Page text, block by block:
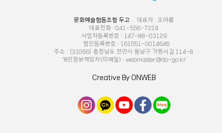
문화예술협동조합 두고 대표자 : 조아름
대표전화 : 041-556-7224
사업자등록번호 : 147-88-03129
법인등록번호 : 161551-0014646
주소 : (31066) 충청남도 천안시 동남구 각원사길 114-8
개인정보책임자(이메일) : webmaster@do-go.kr
Creative By ONWEB